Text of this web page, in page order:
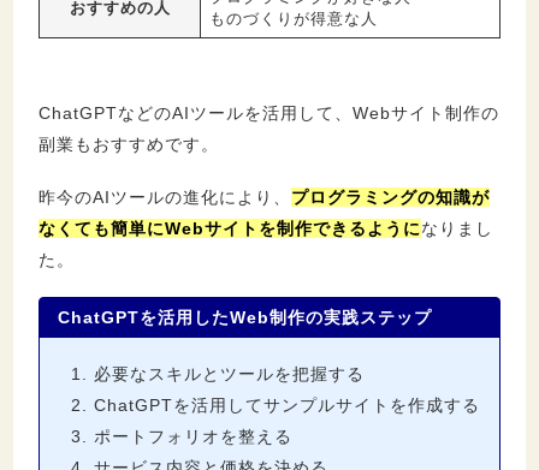
おすすめの人
ものづくりが得意な人
ChatGPTなどのAIツールを活用して、Webサイト制作の
副業もおすすめです。
昨今のAIツールの進化により、 プログラミングの知識が
なくても簡単にWebサイトを制作できるようになりまし
た。
ChatGPTを活用したWeb制作の実践ステップ
必要なスキルとツールを把握する
ChatGPTを活用してサンプルサイトを作成する
ポートフォリオを整える